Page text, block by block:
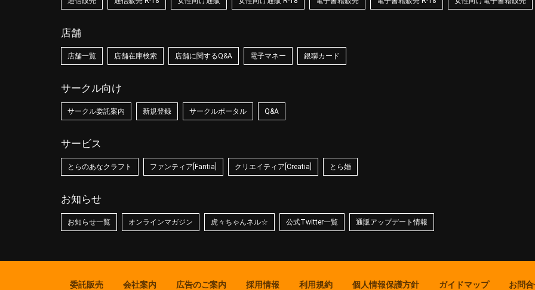
店舗
店舗一覧 店舗在庫検索 店舗に関するQ&A 電子マネー 銀聯カード
サークル向け
サークル委託案内 新規登録 サークルポータル Q&A
サービス
とらのあなクラフト ファンティア[Fantia] クリエイティア[Creatia] とら婚
お知らせ
お知らせ一覧 オンラインマガジン 虎々ちゃんネル☆ 公式Twitter一覧 通販アップデート情報
委託販売 会社案内 広告のご案内 採用情報 利用規約 個人情報保護方針 ガイドマップ お問